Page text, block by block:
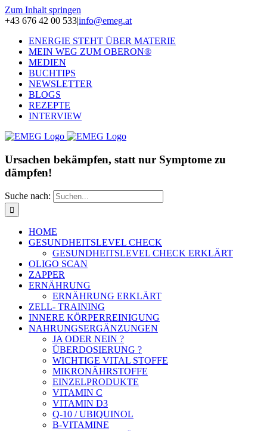
Zum Inhalt springen
+43 676 42 00 533|info@emeg.at
ENERGIE STEHT ÜBER MATERIE
MEIN WEG ZUM OBERON®
MEDIEN
BUCHTIPS
NEWSLETTER
BLOGS
REZEPTE
INTERVIEW
Ursachen bekämpfen, statt nur Symptome zu
dämpfen!
Suche nach:
HOME
GESUNDHEITSLEVEL CHECK
GESUNDHEITSLEVEL CHECK ERKLÄRT
OLIGO SCAN
ZAPPER
ERNÄHRUNG
ERNÄHRUNG ERKLÄRT
ZELL- TRAINING
INNERE KÖRPERREINIGUNG
NAHRUNGSERGÄNZUNGEN
JA ODER NEIN ?
ÜBERDOSIERUNG ?
WICHTIGE VITAL STOFFE
MIKRONÄHRSTOFFE
EINZELPRODUKTE
VITAMIN C
VITAMIN D3
Q-10 / UBIQUINOL
B-VITAMINE